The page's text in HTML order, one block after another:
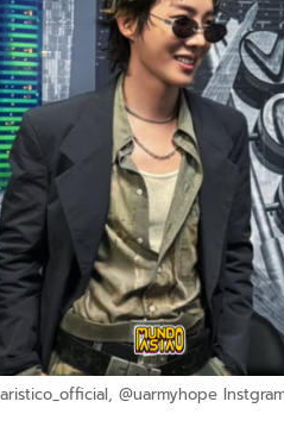
@uarmyhope